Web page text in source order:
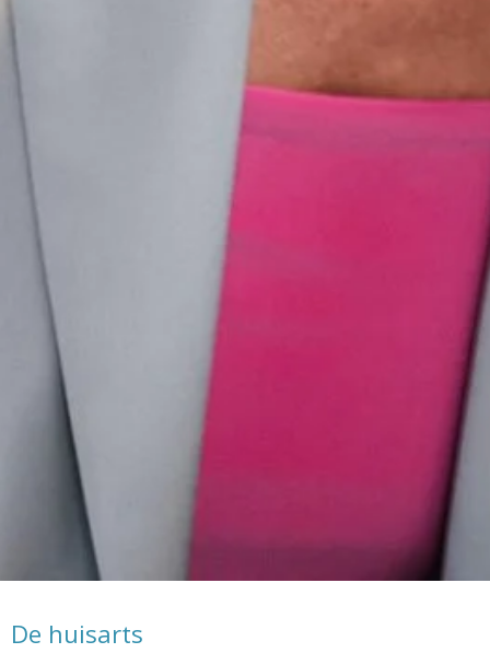
De huisarts